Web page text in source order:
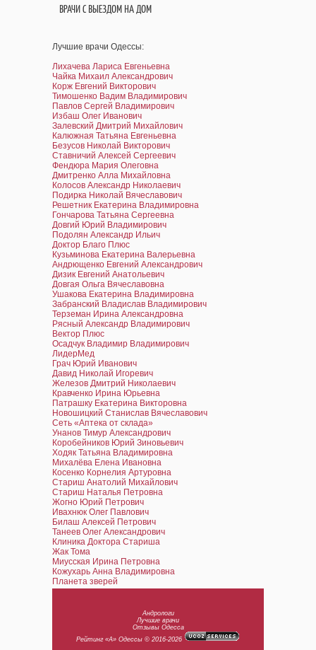
ВРАЧИ С ВЫЕЗДОМ НА ДОМ
Лучшие врачи Одессы:
Лихачева Лариса Евгеньевна
Чайка Михаил Александрович
Корж Евгений Викторович
Тимошенко Вадим Владимирович
Павлов Сергей Владимирович
Избаш Олег Иванович
Залевский Дмитрий Михайлович
Калюжная Татьяна Евгеньевна
Безусов Николай Викторович
Ставничий Алексей Сергеевич
Фендюра Мария Олеговна
Дмитренко Алла Михайловна
Колосов Александр Николаевич
Подирка Николай Вячеславович
Решетник Екатерина Владимировна
Гончарова Татьяна Сергеевна
Довгий Юрий Владимирович
Подолян Александр Ильич
Доктор Благо Плюс
Кузьминова Екатерина Валерьевна
Андрющенко Евгений Александрович
Дизик Евгений Анатольевич
Довгая Ольга Вячеславовна
Ушакова Екатерина Владимировна
Забранский Владислав Владимирович
Терземан Ирина Александровна
Рясный Александр Владимирович
Вектор Плюс
Осадчук Владимир Владимирович
ЛидерМед
Грач Юрий Иванович
Давид Николай Игоревич
Железов Дмитрий Николаевич
Кравченко Ирина Юрьевна
Патрашку Екатерина Викторовна
Новошицкий Станислав Вячеславович
Сеть «Аптека от склада»
Унанов Тимур Александрович
Коробейников Юрий Зиновьевич
Ходяк Татьяна Владимировна
Михалёва Елена Ивановна
Косенко Корнелия Артуровна
Стариш Анатолий Михайлович
Стариш Наталья Петровна
Жогно Юрий Петрович
Ивахнюк Олег Павлович
Билаш Алексей Петрович
Танеев Олег Александрович
Клиника Доктора Стариша
Жак Тома
Миусская Ирина Петровна
Кожухарь Анна Владимировна
Планета зверей
Андрологи
Лучшие врачи
Отзывы Одесса
Рейтинг «А» Одессы © 2016-2026